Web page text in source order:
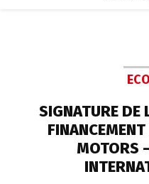
SIGNATURE DE
MOTORS